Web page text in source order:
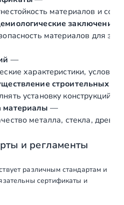
материалов и
заключения
материалов для
—
характеристики,
строительных и
установку конструкций
материалы —
металла, стекла,
и регламенты
различным стандартам и
сертификаты и